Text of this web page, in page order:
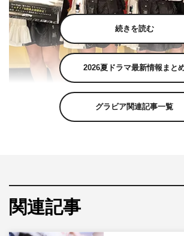
したリリースイベントを、6月19日にタ
店で開催した。
続きを読む
2026夏ドラマ最新情報まと
グラビア関連記事一覧
関連記事